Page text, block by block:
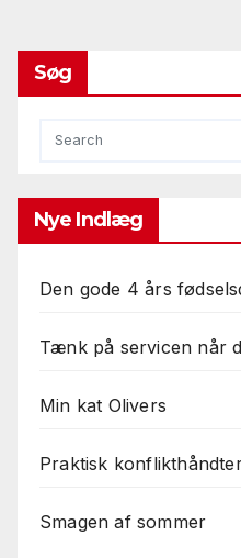
Søg
Nye Indlæg
Den gode 4 års
Tænk på servicen når
Min kat Olivers
Praktisk
Smagen af sommer